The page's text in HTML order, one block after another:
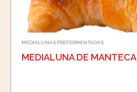
MEDIALUNAS PREFERMENTADAS
MEDIALUNA DE MANTECA